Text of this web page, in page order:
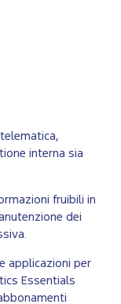
interna sia
fruibili in
dei
applicazioni per
Essentials